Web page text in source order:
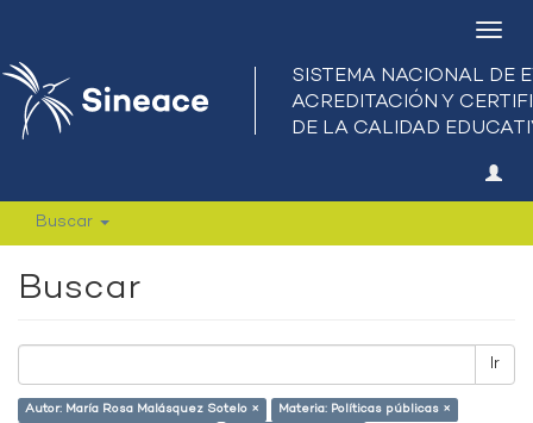
Buscar
Buscar
Ir
Autor: María Rosa Malásquez Sotelo ×
Materia: Políticas públicas ×